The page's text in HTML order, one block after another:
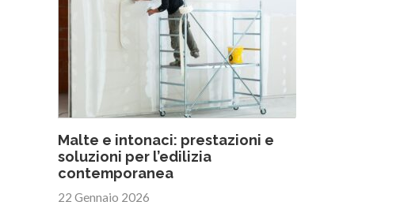
Malte e intonaci: prestazioni e
soluzioni per l’edilizia
contemporanea
22 Gennaio 2026